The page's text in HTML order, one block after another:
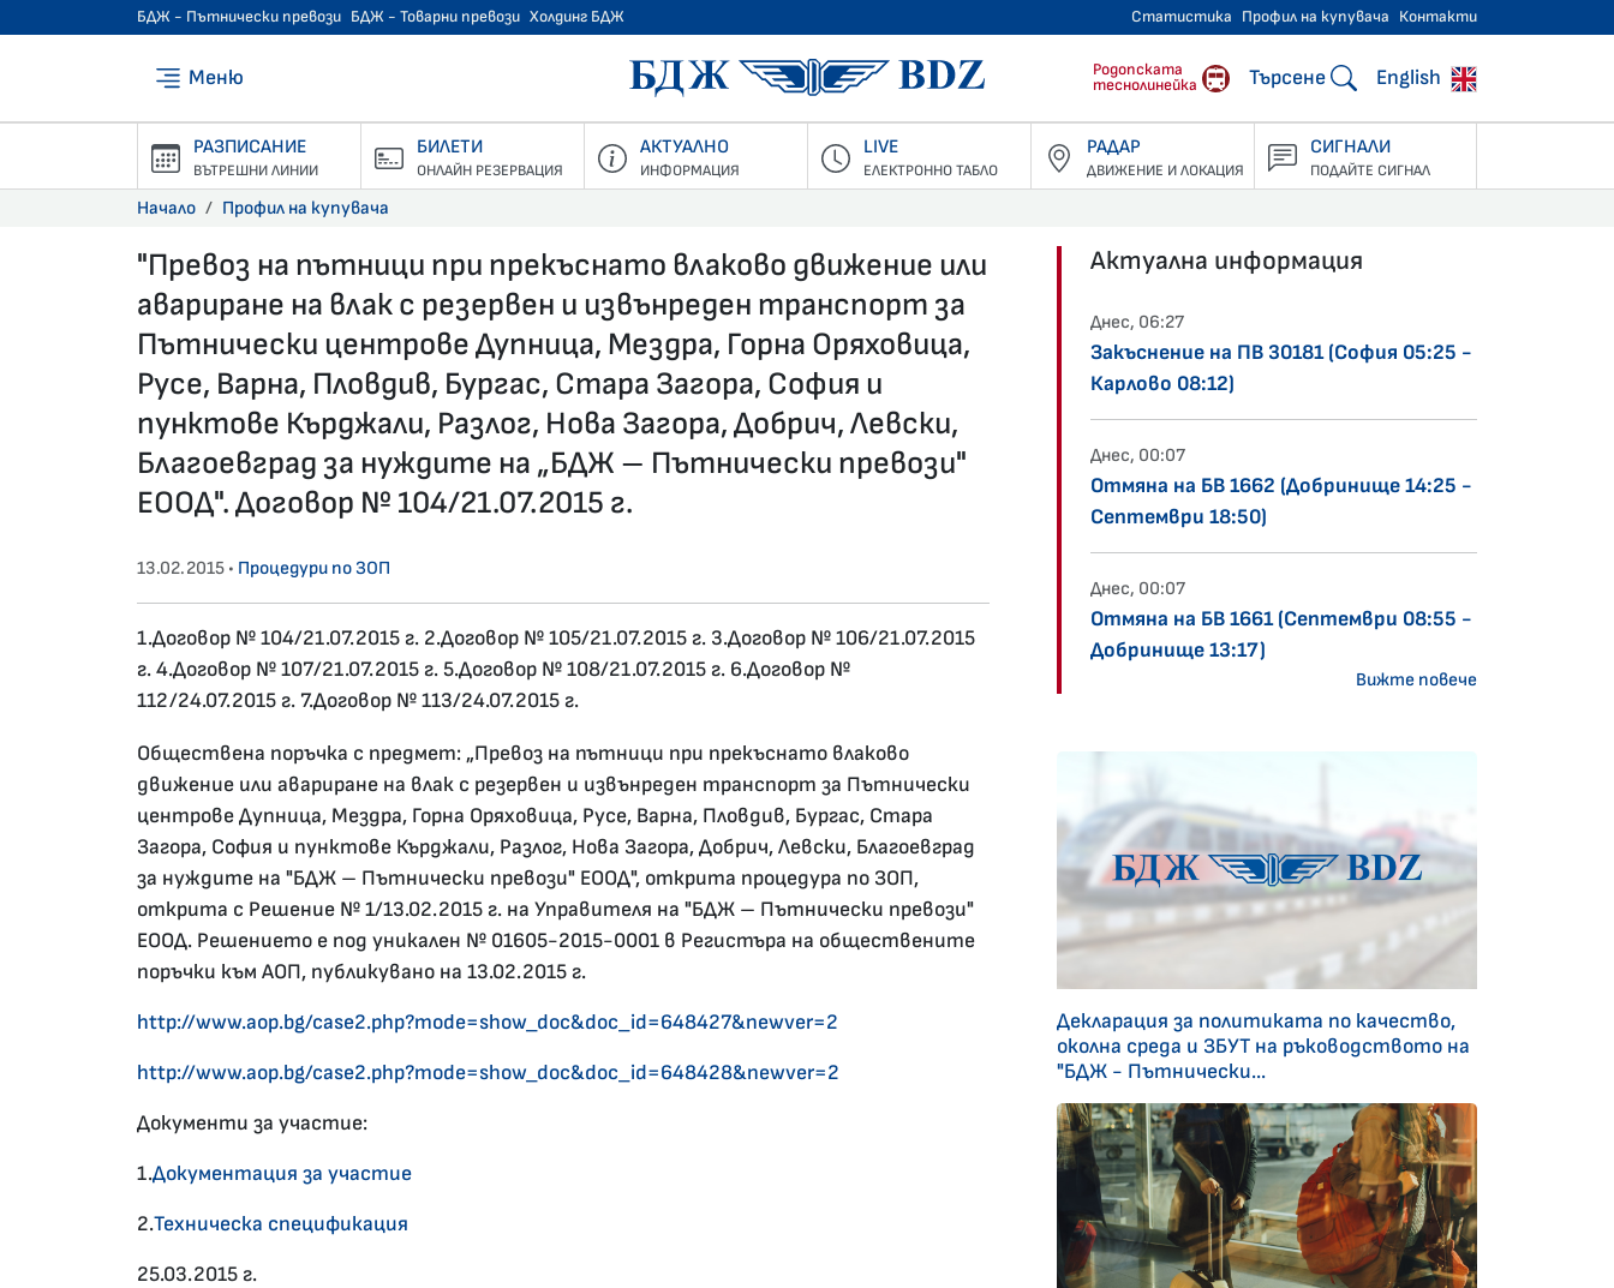
БДЖ - Пътнически превози БДЖ - Товарни превози Холдинг БДЖ Статистика Профил на купувача Контакти
Меню БДЖ - Пътнически превози
Родопската
теснолинейка
Търсене English
РАЗПИСАНИЕ
ВЪТРЕШНИ ЛИНИИ
БИЛЕТИ
ОНЛАЙН РЕЗЕРВАЦИЯ
АКТУАЛНО
ИНФОРМАЦИЯ
LIVE
ЕЛЕКТРОННО ТАБЛО
РАДАР
ДВИЖЕНИЕ И ЛОКАЦИЯ
СИГНАЛИ
ПОДАЙТЕ СИГНАЛ
Начало Профил на купувача
"Превоз на пътници при прекъснато влаково движение или
авариране на влак с резервен и извънреден транспорт за
Пътнически центрове Дупница, Мездра, Горна Оряховица,
Русе, Варна, Пловдив, Бургас, Стара Загора, София и
пунктове Кърджали, Разлог, Нова Загора, Добрич, Левски,
Благоевград за нуждите на „БДЖ – Пътнически превози"
ЕООД". Договор № 104/21.07.2015 г.
13.02.2015 • Процедури по ЗОП
1.Договор № 104/21.07.2015 г. 2.Договор № 105/21.07.2015 г. 3.Договор № 106/21.07.2015
г. 4.Договор № 107/21.07.2015 г. 5.Договор № 108/21.07.2015 г. 6.Договор №
112/24.07.2015 г. 7.Договор № 113/24.07.2015 г.
Обществена поръчка с предмет: „Превоз на пътници при прекъснато влаково
движение или авариране на влак с резервен и извънреден транспорт за Пътнически
центрове Дупница, Мездра, Горна Оряховица, Русе, Варна, Пловдив, Бургас, Стара
Загора, София и пунктове Кърджали, Разлог, Нова Загора, Добрич, Левски, Благоевград
за нуждите на "БДЖ – Пътнически превози" ЕООД", открита процедура по ЗОП,
открита с Решение № 1/13.02.2015 г. на Управителя на "БДЖ – Пътнически превози"
ЕООД. Решението е под уникален № 01605-2015-0001 в Регистъра на обществените
поръчки към АОП, публикувано на 13.02.2015 г.
http://www.aop.bg/case2.php?mode=show_doc&doc_id=648427&newver=2
http://www.aop.bg/case2.php?mode=show_doc&doc_id=648428&newver=2
Документи за участие:
1.Документация за участие
2.Техническа спецификация
25.03.2015 г.
Актуална информация
Днес, 06:27
Закъснение на ПВ 30181 (София 05:25 -
Карлово 08:12)
Днес, 00:07
Отмяна на БВ 1662 (Добринище 14:25 -
Септември 18:50)
Днес, 00:07
Отмяна на БВ 1661 (Септември 08:55 -
Добринище 13:17)
Вижте повече
Декларация за политиката по качество,
околна среда и ЗБУТ на ръководството на
"БДЖ - Пътнически...